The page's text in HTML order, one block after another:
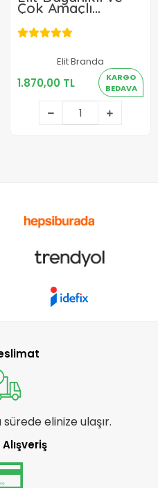
Çok Amaçlı
Koruma Mavi
Branda 6x6 m
Elit Branda
1.870,00 TL
KARGO
BEDAVA
1.870,00 TL
Sepete Ekle
elinize ulaşır.